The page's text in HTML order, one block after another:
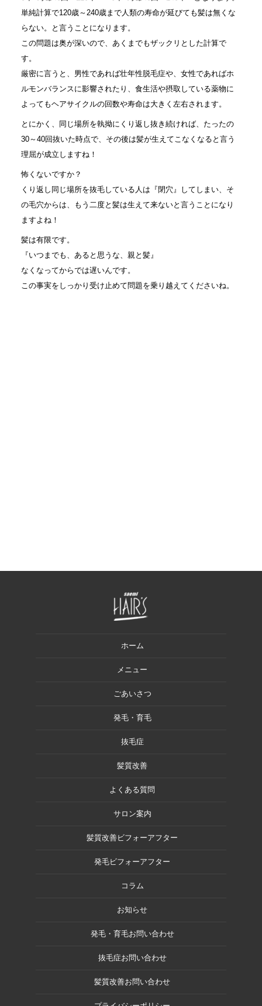
単純計算で120歳～240歳まで人類の寿命が延びても髪は無くな
らない。と言うことになります。
この問題は奥が深いので、あくまでもザックリとした計算で
す。
厳密に言うと、男性であれば壮年性脱毛症や、女性であればホ
ルモンバランスに影響されたり、食生活や摂取している薬物に
よってもヘアサイクルの回数や寿命は大きく左右されます。
とにかく、同じ場所を執拗にくり返し抜き続ければ、たったの
30～40回抜いた時点で、その後は髪が生えてこなくなると言う
理屈が成立しますね！
怖くないですか？
くり返し同じ場所を抜毛している人は『閉穴』してしまい、そ
の毛穴からは、もう二度と髪は生えて来ないと言うことになり
ますよね！
髪は有限です。
『いつまでも、あると思うな、親と髪』
なくなってからでは遅いんです。
この事実をしっかり受け止めて問題を乗り越えてくださいね。
ホーム
メニュー
ごあいさつ
発毛・育毛
抜毛症
髪質改善
よくある質問
サロン案内
髪質改善ビフォーアフター
発毛ビフォーアフター
コラム
お知らせ
発毛・育毛お問い合わせ
抜毛症お問い合わせ
髪質改善お問い合わせ